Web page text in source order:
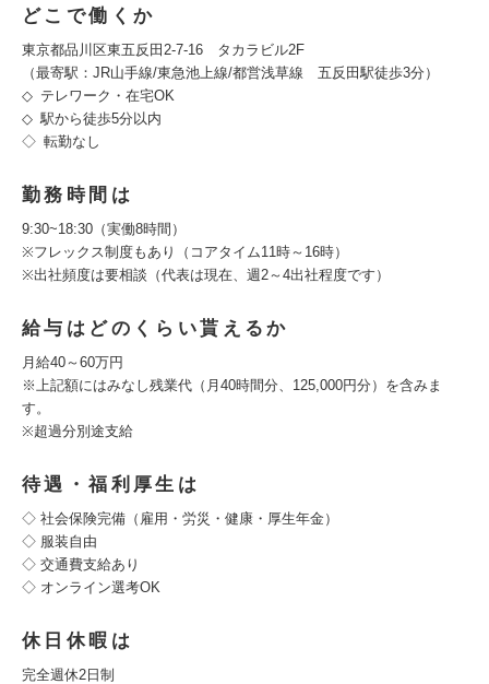
どこで働くか
東京都品川区東五反田2-7-16 タカラビル2F
（最寄駅：JR山手線/東急池上線/都営浅草線 五反田駅徒歩3分）
◇ テレワーク・在宅OK
◇ 駅から徒歩5分以内
◇ 転勤なし
勤務時間は
9:30~18:30（実働8時間）
※フレックス制度もあり（コアタイム11時～16時）
※出社頻度は要相談（代表は現在、週2～4出社程度です）
給与はどのくらい貰えるか
月給40～60万円
※上記額にはみなし残業代（月40時間分、125,000円分）を含みま
す。
※超過分別途支給
待遇・福利厚生は
◇ 社会保険完備（雇用・労災・健康・厚生年金）
◇ 服装自由
◇ 交通費支給あり
◇ オンライン選考OK
休日休暇は
完全週休2日制